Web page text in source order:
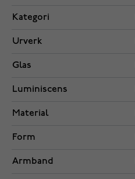
Kategori
Urverk
Glas
Luminiscens
Material
Form
Armband